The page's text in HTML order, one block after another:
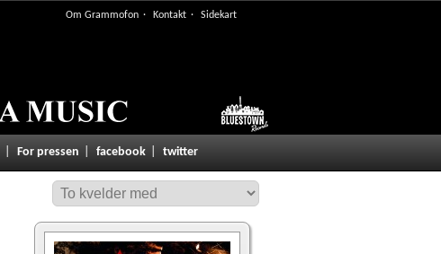
Om Grammofon Kontakt Sidekart
For pressen facebook twitter